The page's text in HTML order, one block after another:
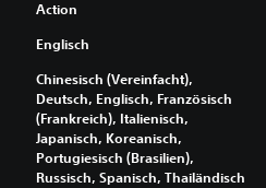
Action
Englisch
Chinesisch (Vereinfacht),
Deutsch, Englisch, Französisch
(Frankreich), Italienisch,
Japanisch, Koreanisch,
Portugiesisch (Brasilien),
Russisch, Spanisch, Thailändisch